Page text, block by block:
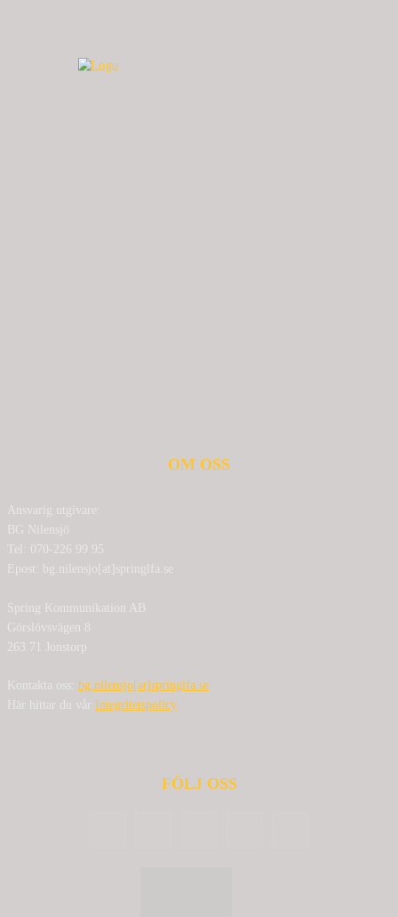
OM OSS
Ansvarig utgivare:
BG Nilensjö
Tel: 070-226 99 95
Epost: bg.nilensjo[at]springlfa.se
Spring Kommunikation AB
Görslövsvägen 8
263 71 Jonstorp
Kontakta oss: bg.nilensjo[at]springlfa.se
Här hittar du vår Integritetspolicy
FÖLJ OSS